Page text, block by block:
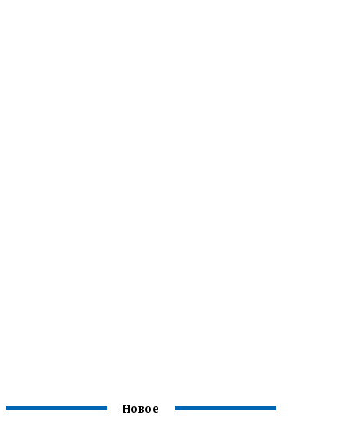
Новое